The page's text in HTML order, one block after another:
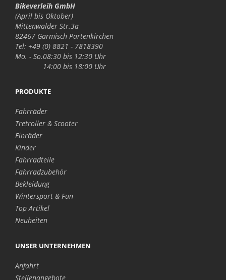
Bikeverleih GmbH
(April bis Oktober)
Mittenwalder Str.3a
82467 Garmisch Partenkirchen
Tel: +49 (0) 8821 - 7818390
Mo. - So.08:30 bis 12:30 Uhr
14:00 bis 18:00 Uhr
PRODUKTE
Fahrräder
Tretroller & Scooter
Einräder
Kinder
Fahrradteile
Fahrradzubehör
Bekleidung
Wintersport & Fun
Top Artikel
Neuheiten
UNSER UNTERNEHMEN
Anfahrt
Stellenangebote